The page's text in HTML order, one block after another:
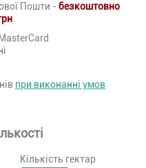
Пошти - безкоштовно
при виконанні умов
Кількість гектар